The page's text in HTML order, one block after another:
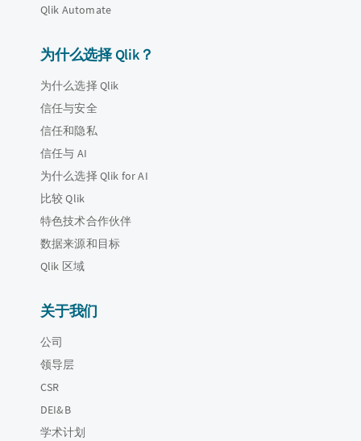
Qlik Automate
为什么选择 Qlik？
为什么选择 Qlik
信任与安全
信任和隐私
信任与 AI
为什么选择 Qlik for AI
比较 Qlik
特色技术合作伙伴
数据来源和目标
Qlik 区域
关于我们
公司
领导层
CSR
DEI&B
学术计划